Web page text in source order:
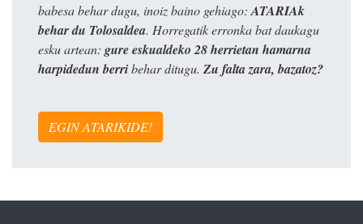
babesa behar dugu, inoiz baino gehiago: ATARIAk
behar du Tolosaldea. Horregatik erronka bat daukagu
esku artean: gure eskualdeko 28 herrietan hamarna
harpidedun berribehar ditugu. Zu falta zara, bazatoz?
EGIN ATARIKIDE!